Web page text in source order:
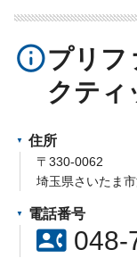
info_outlineプリフ
クティ
住所
〒330-0062
埼玉県さいたま
電話番号
contact_phone048-